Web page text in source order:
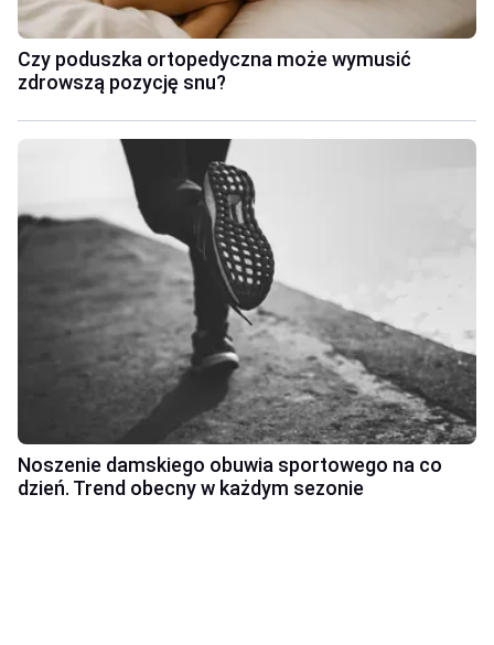
Czy poduszka ortopedyczna może wymusić
zdrowszą pozycję snu?
Noszenie damskiego obuwia sportowego na co
dzień. Trend obecny w każdym sezonie